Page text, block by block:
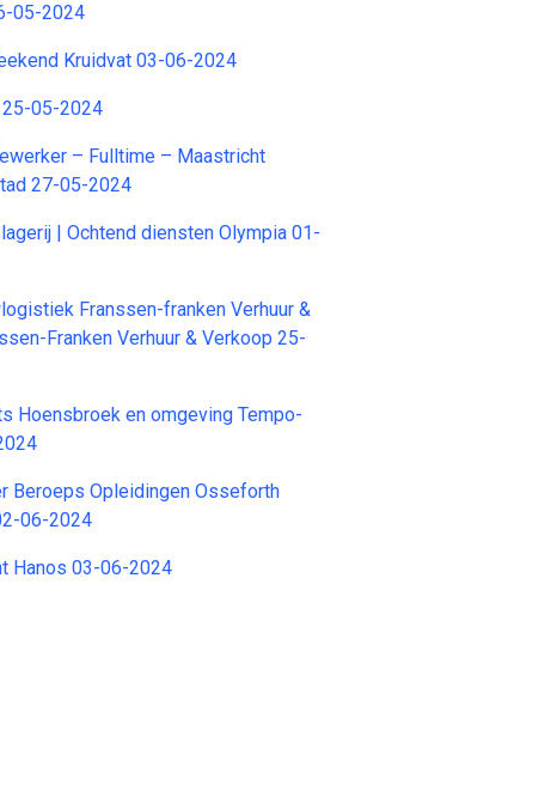
05-2024
Kruidvat 03-06-2024
25-05-2024
– Fulltime – Maastricht
27-05-2024
| Ochtend diensten Olympia 01-
Franssen-franken Verhuur &
Franken Verhuur & Verkoop 25-
Hoensbroek en omgeving Tempo-
Beroeps Opleidingen Osseforth
06-2024
Hanos 03-06-2024